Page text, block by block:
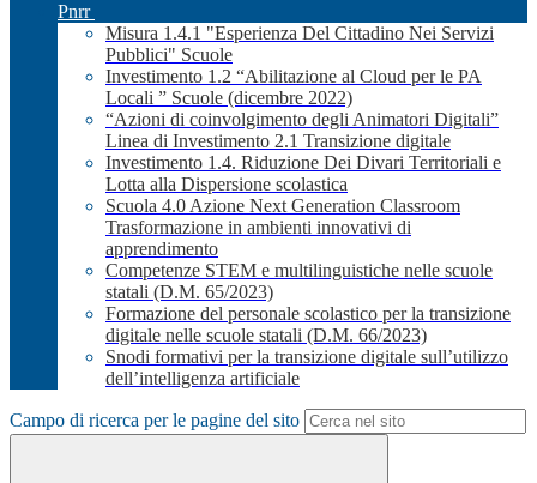
Pnrr
Misura 1.4.1 "Esperienza Del Cittadino Nei Servizi
Pubblici" Scuole
Investimento 1.2 “Abilitazione al Cloud per le PA
Locali ” Scuole (dicembre 2022)
“Azioni di coinvolgimento degli Animatori Digitali”
Linea di Investimento 2.1 Transizione digitale
Investimento 1.4. Riduzione Dei Divari Territoriali e
Lotta alla Dispersione scolastica
Scuola 4.0 Azione Next Generation Classroom
Trasformazione in ambienti innovativi di
apprendimento
Competenze STEM e multilinguistiche nelle scuole
statali (D.M. 65/2023)
Formazione del personale scolastico per la transizione
digitale nelle scuole statali (D.M. 66/2023)
Snodi formativi per la transizione digitale sull’utilizzo
dell’intelligenza artificiale
Campo di ricerca per le pagine del sito